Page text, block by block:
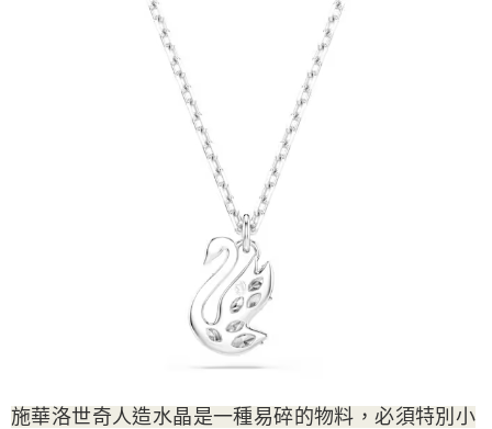
施華洛世奇人造水晶是一種易碎的物料，必須特別小